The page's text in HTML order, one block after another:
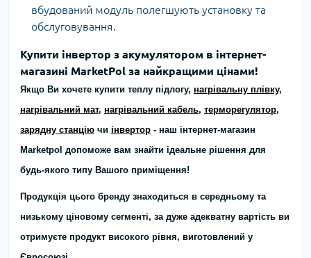
вбудований модуль полегшують установку та
обслуговування.
Купити інвертор з акумулятором в інтернет-
магазині MarketPol за найкращими цінами!
Якщо Ви хочете купити теплу підлогу, нагрівальну плівку,
нагрівальний мат, нагрівальний кабель, терморегулятор,
зарядну станцію чи інвертор - наш інтернет-магазин
Marketpol допоможе вам знайти ідеальне рішення для
будь-якого типу Вашого приміщення!
Продукція цього бренду знаходиться в середньому та
низькому ціновому сегменті, за дуже адекватну вартість ви
отримуєте продукт високого рівня, виготовлений у